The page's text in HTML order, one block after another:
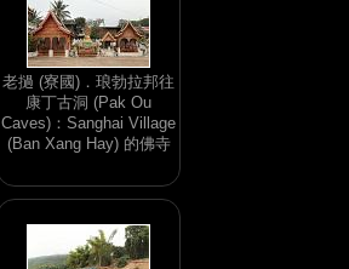
老撾 (寮國)．琅勃拉邦往
康丁古洞 (Pak Ou
Caves)：Sanghai Village
(Ban Xang Hay) 的佛寺